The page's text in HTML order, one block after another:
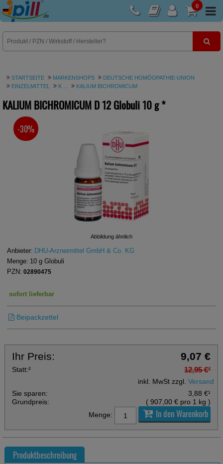
0
E-Rezept
STARTSEITE MARKENSHOPS
DEUTSCHE HOMÖOPATHIE-UNION
EINZELMITTEL
K ... KALIUM BICHROMICUM
KALIUM BICHROMICUM D 12 Globuli10 g*
Abbildung ähnlich
SIE SPAREN
-30%
Anbieter: DHU-Arzneimittel GmbH & Co. KG
Menge: 10g Globuli
PZN: 02890475
sofort lieferbar
Beipackzettel
Ihr Preis: 9,07 €
Statt:² 12,95 €²
inkl. MwSt zzgl.Versand
Sie sparen:
3,88 €¹
Grundpreis:
( 907,00 € pro 1 kg)
Menge:
In den Warenkorb
Produktbeschreibung